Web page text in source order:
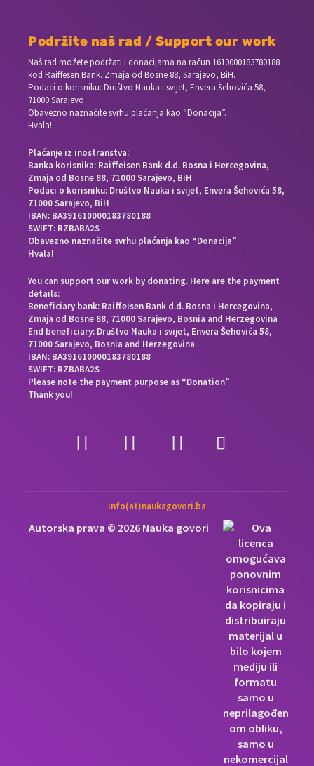
Podržite naš rad / Support our work
Naš rad možete podržati i donacijama na račun 1610000183780188
kod Raiffesen Bank. Zmaja od Bosne 88, Sarajevo, BiH.
Podaci o korisniku: Društvo Nauka i svijet, Envera Šehovića 58,
71000 Sarajevo
Obavezno naznačite svrhu plaćanja kao “Donacija”.
Hvala!
Plaćanje iz inostranstva:
Banka korisnika: Raiffeisen Bank d.d. Bosna i Hercegovina,
Zmaja od Bosne 88, 71000 Sarajevo, BiH
Podaci o korisniku: Društvo Nauka i svijet, Envera Šehovića 58,
71000 Sarajevo, BiH
IBAN: BA391610000183780188
SWIFT: RZBABA2S
Obavezno naznačite svrhu plaćanja kao “Donacija”
Hvala!
You can support our work by donating. Here are the payment
details:
Beneficiary bank: Raiffeisen Bank d.d. Bosna i Hercegovina,
Zmaja od Bosne 88, 71000 Sarajevo, Bosnia and Herzegovina
End beneficiary: Društvo Nauka i svijet, Envera Šehovića 58,
71000 Sarajevo, Bosnia and Herzegovina
IBAN: BA391610000183780188
SWIFT: RZBABA2S
Please note the payment purpose as “Donation”
Thank you!
info(at)naukagovori.ba
Autorska prava © 2026 Nauka govori